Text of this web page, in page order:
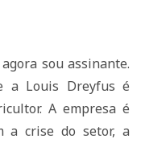
sou assinante.
a Louis Dreyfus é
A empresa é
a crise do setor, a